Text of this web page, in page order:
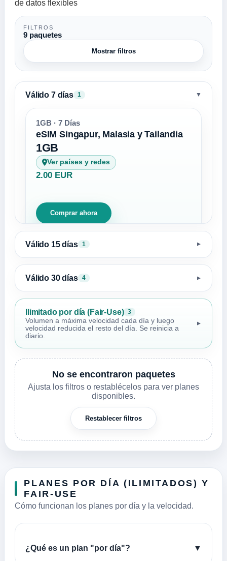
de datos flexibles
FILTROS
9 paquetes
Mostrar filtros
Válido 7 días 1 ▼
1GB · 7 Días
eSIM Singapur, Malasia y Tailandia
1GB
Ver países y redes
2.00 EUR
Comprar ahora
Válido 15 días 1 ▼
Válido 30 días 4 ▼
Ilimitado por día (Fair-Use) 3
Volumen a máxima velocidad cada día y luego
velocidad reducida el resto del día. Se reinicia a
diario.
▼
No se encontraron paquetes
Ajusta los filtros o restablécelos para ver planes
disponibles.
Restablecer filtros
PLANES POR DÍA (ILIMITADOS) Y
FAIR-USE
Cómo funcionan los planes por día y la velocidad.
¿Qué es un plan "por día"? ▼